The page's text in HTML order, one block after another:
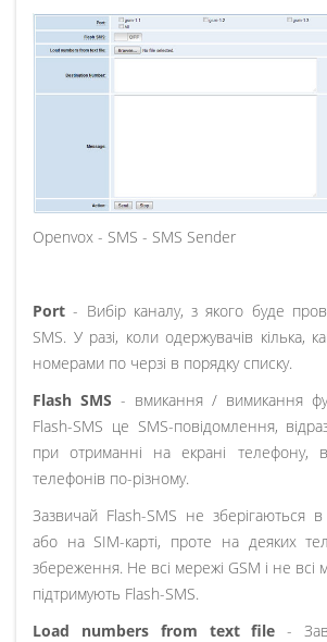
Openvox - SMS - SMS Sender
Port- Вибір каналу, з якого буде
SMS. У разі, коли одержувачів кілька,
номерами по черзі в порядку списку.
Flash SMS - вмикання / вимикання
Flash-SMS це SMS-повідомлення,
при отриманні на екрані телефону,
телефонів по-різному.
Зазвичай Flash-SMS не зберігаються
або на SIM-карті, проте на деяких
збереження. Не всі мережі GSM і не всі
підтримують Flash-SMS.
Load numbers from text file -